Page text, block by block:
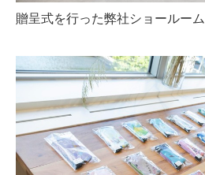
贈呈式を行った弊社ショールーム